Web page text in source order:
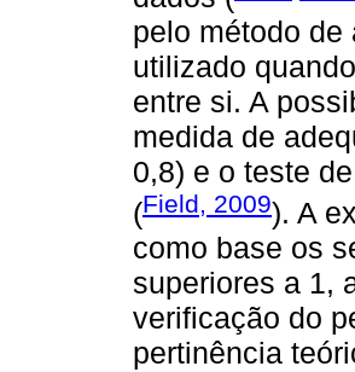
pelo método
utilizado
entre si. A
medida de
0,8) e o teste
(Field, 2009). A
como base os
superiores a 1,
verificação do
pertinência